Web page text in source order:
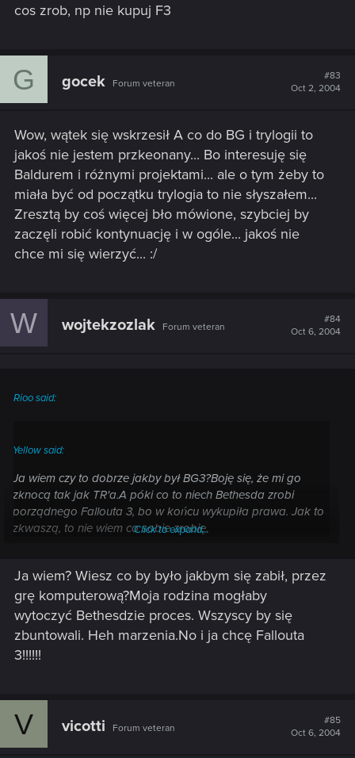
cos zrob, np nie kupuj F3
G gocek Forum veteran
#83
Oct 2, 2004
Wow, wątek się wskrzesił A co do BG i trylogii to
jakoś nie jestem przkeonany... Bo interesuję się
Baldurem i różnymi projektami... ale o tym żeby to
miała być od początku trylogia to nie słyszałem...
Zresztą by coś więcej bło mówione, szybciej by
zaczęli robić kontynuację i w ogóle... jakoś nie
chce mi się wierzyć... :/
W wojtekzozlak Forum veteran
#84
Oct 6, 2004
Rioo said:
Yellow said:
Ja wiem czy to dobrze jakby był BG3?Boję się, że mi go
zknocą tak jak TR'a.A póki co to niech Bethesda zrobi
porządnego Fallouta 3, bo w końcu wykupiła prawa. Jak to
zkwaszą, to nie wiem co sobie zrobię.
Click to expand...
Czemu chcesz sobie cos robic? Lepiej wtedy im cos zrob, np
nie kupuj F3
Click to expand...
Ja wiem? Wiesz co by było jakbym się zabił, przez
grę komputerową?Moja rodzina mogłaby
wytoczyć Bethesdzie proces. Wszyscy by się
zbuntowali. Heh marzenia.No i ja chcę Fallouta
3!!!!!!
V vicotti Forum veteran
#85
Oct 6, 2004